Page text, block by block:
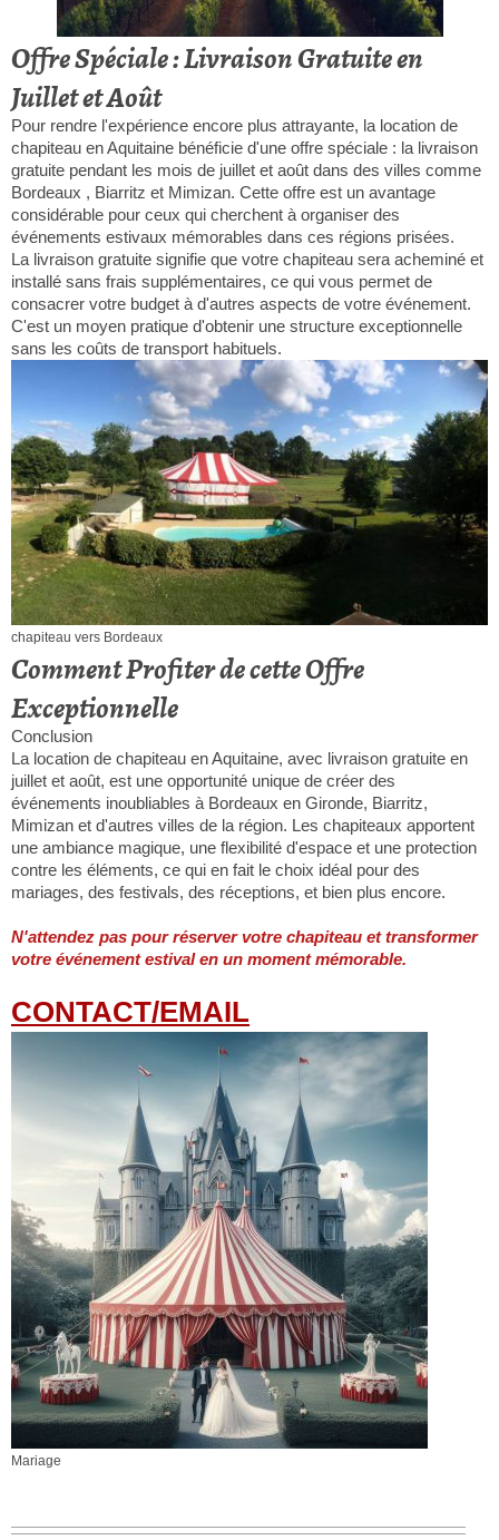
Offre Spéciale : Livraison Gratuite en
Juillet et Août
Pour rendre l'expérience encore plus attrayante, la location de
chapiteau en Aquitaine bénéficie d'une offre spéciale : la livraison
gratuite pendant les mois de juillet et août dans des villes comme
Bordeaux , Biarritz et Mimizan. Cette offre est un avantage
considérable pour ceux qui cherchent à organiser des
événements estivaux mémorables dans ces régions prisées.
La livraison gratuite signifie que votre chapiteau sera acheminé et
installé sans frais supplémentaires, ce qui vous permet de
consacrer votre budget à d'autres aspects de votre événement.
C'est un moyen pratique d'obtenir une structure exceptionnelle
sans les coûts de transport habituels.
chapiteau vers Bordeaux
Comment Profiter de cette Offre
Exceptionnelle
Conclusion
La location de chapiteau en Aquitaine, avec livraison gratuite en
juillet et août, est une opportunité unique de créer des
événements inoubliables à Bordeaux en Gironde, Biarritz,
Mimizan et d'autres villes de la région. Les chapiteaux apportent
une ambiance magique, une flexibilité d'espace et une protection
contre les éléments, ce qui en fait le choix idéal pour des
mariages, des festivals, des réceptions, et bien plus encore.
N'attendez pas pour réserver votre chapiteau et transformer
votre événement estival en un moment mémorable.
CONTACT/EMAIL
Mariage